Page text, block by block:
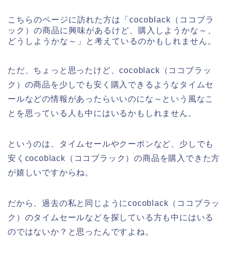
こちらのページに訪れた方は「cocoblack（ココブラ
ック）の商品に興味があるけど、購入しようかな～、
どうしようかな～」と考えているのかもしれません。
ただ、ちょっと思ったけど、cocoblack（ココブラッ
ク）の商品を少しでも安く購入できるようなタイムセ
ールなどの情報があったらいいのにな～という風なこ
とを思っている人も中にはいるかもしれません。
というのは、タイムセールやクーポンなど、少しでも
安くcocoblack（ココブラック）の商品を購入できた方
が嬉しいですからね。
だから、過去の私と同じようにcocoblack（ココブラッ
ク）のタイムセールなどを探している方も中にはいる
のではないか？と思ったんですよね。